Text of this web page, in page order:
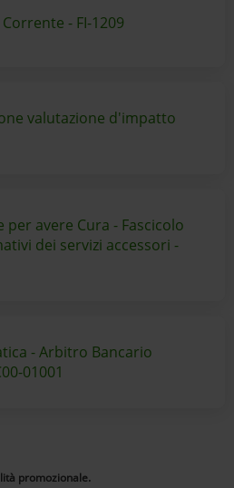
- FI-1209
valutazione d'impatto
avere Cura - Fascicolo
dei servizi accessori -
- Arbitro Bancario
01001
promozionale.